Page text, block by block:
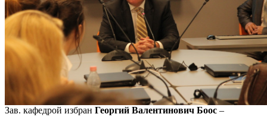
Зав. кафедрой избран Георгий Валентинович Боос –